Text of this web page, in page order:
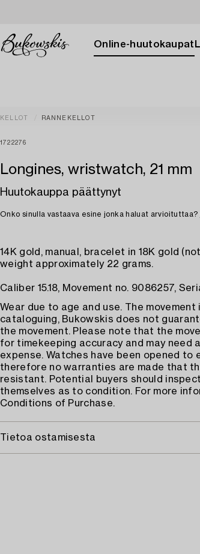
Online-huutokaupat
KELLOT RANNEKELLOT
1722276
Longines, wristwatch, 21 mm
Huutokauppa päättynyt
Onko sinulla vastaava esine jonka haluat arvioituttaa?
14K gold, manual, bracelet in 18K gold
weight approximately 22 grams.
Caliber 15.18, Movement no. 9086257,
Wear due to age and use. The
cataloguing, Bukowskis does not
the movement. Please note that the
for timekeeping accuracy and may need
expense. Watches have been opened to
therefore no warranties are made that
resistant. Potential buyers should
themselves as to condition. For more
Conditions of Purchase.
Tietoa ostamisesta